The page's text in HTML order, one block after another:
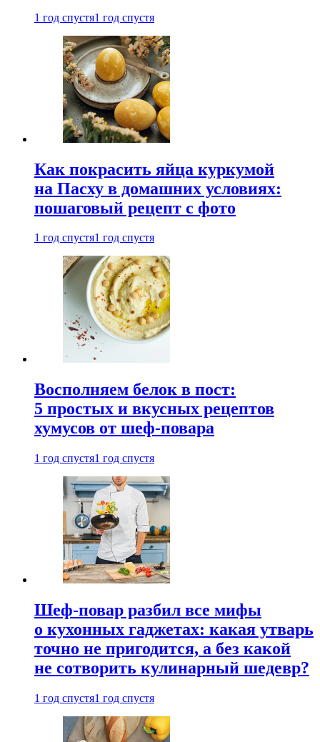
1 год спустя1 год спустя
Как покрасить яйца куркумой
на Пасху в домашних условиях:
пошаговый рецепт с фото
1 год спустя1 год спустя
Восполняем белок в пост:
5 простых и вкусных рецептов
хумусов от шеф-повара
1 год спустя1 год спустя
Шеф-повар разбил все мифы
о кухонных гаджетах: какая утварь
точно не пригодится, а без какой
не сотворить кулинарный шедевр?
1 год спустя1 год спустя